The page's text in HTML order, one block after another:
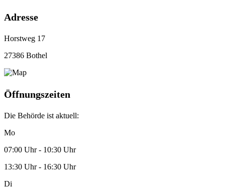
Adresse
Horstweg 17
27386 Bothel
Öffnungszeiten
Die Behörde ist aktuell:
Mo
07:00 Uhr - 10:30 Uhr
13:30 Uhr - 16:30 Uhr
Di